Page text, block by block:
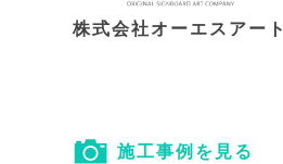
株式会社オーエスアート
施工事例を見る